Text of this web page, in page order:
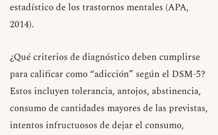
estadístico de los trastornos mentales (APA,
2014).
¿Qué criterios de diagnóstico deben cumplirse
para calificar como “adicción” según el DSM-5?
Estos incluyen tolerancia, antojos, abstinencia,
consumo de cantidades mayores de las previstas,
intentos infructuosos de dejar el consumo,